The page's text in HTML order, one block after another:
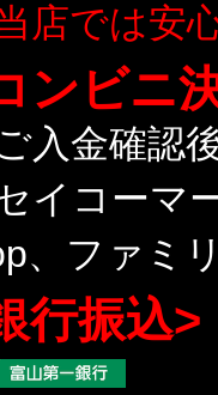
当店では安
ンビニ
入金確認
セイコーマ
、ファミ
行振込>